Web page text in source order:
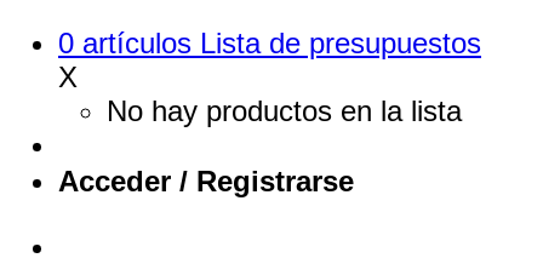
0 artículos Lista de presupuestos
X
No hay productos en la lista
Acceder / Registrarse